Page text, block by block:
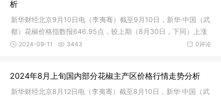
均价走势图数据来源：新华财经数据库截至2025年1月10日，新
华·中国（武都）花椒价格指数报641.33点，较上期下跌2.27点，
跌幅0.35%；与基期相比，下跌35
析
新华财经北京9月10日电（李夷骞）截至9月10日，新华·中国（武
都）花椒价格指数报646.95点，较上期（8月30日，下同）上涨
4.92点，涨幅0.77%；与基期相比，下跌353.05点，跌幅35.3
新华财经数据库从质量等级维度来看，截至9月10日，特级花椒价
格指数报673.85点，较上期上涨1.08%，较基期下跌32.62%；一
0评论
2024-09-11 3443
2024年8月上旬国内部分花椒主产区价格行情走势分析
新华财经北京8月12日电（李夷骞）截至8月10日，新华·中国（武